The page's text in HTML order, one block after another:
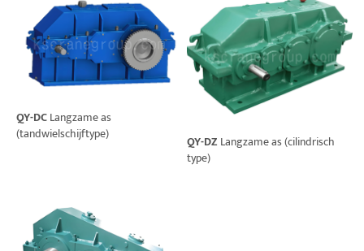
QY-DCLangzame as
(tandwielschijftype)
QY-DZ Langzame as (cilindrisch
type)